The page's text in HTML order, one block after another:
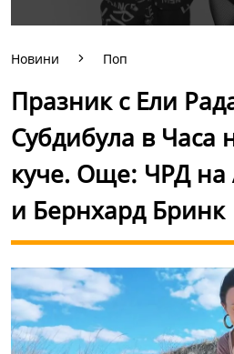
Новини Поп
Празник с Ели
Субдибула в Часа
куче. Още: ЧРД
и Бернхард Бринк